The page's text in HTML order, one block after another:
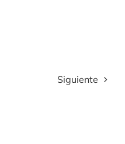
Siguiente